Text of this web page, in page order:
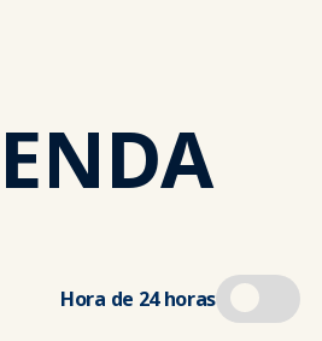
Hora de 24 horas